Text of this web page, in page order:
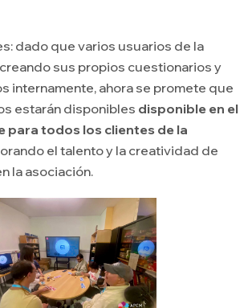
dado que varios usuarios de la
sus propios cuestionarios y
internamente, ahora se promete que
estarán disponibles disponible en el
para todos los clientes de la
el talento y la creatividad de
la asociación.